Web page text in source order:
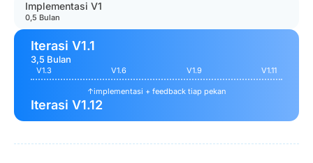
Implementasi V1
0,5 Bulan
Iterasi V1.1
3,5 Bulan
V1.3 V1.6 V1.9 V1.11
↑implementasi + feedback tiap pekan
Iterasi V1.12